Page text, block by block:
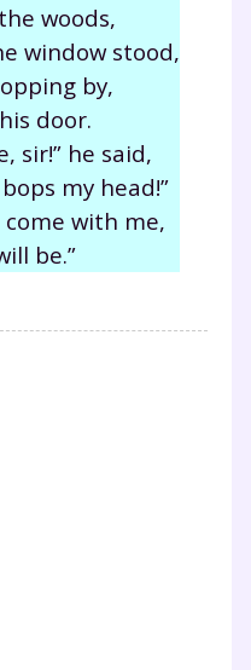
woods,
windowstood,
by,
door.
sir!” he said,
my head!”
come with me,
be.”